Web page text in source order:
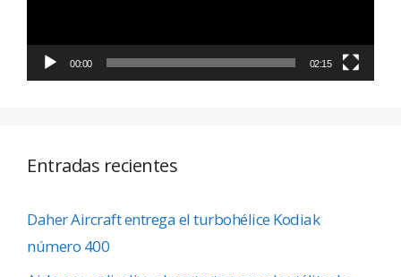
00:00 02:15
Entradas recientes
Daher Aircraft entrega el turbohélice Kodiak
número 400